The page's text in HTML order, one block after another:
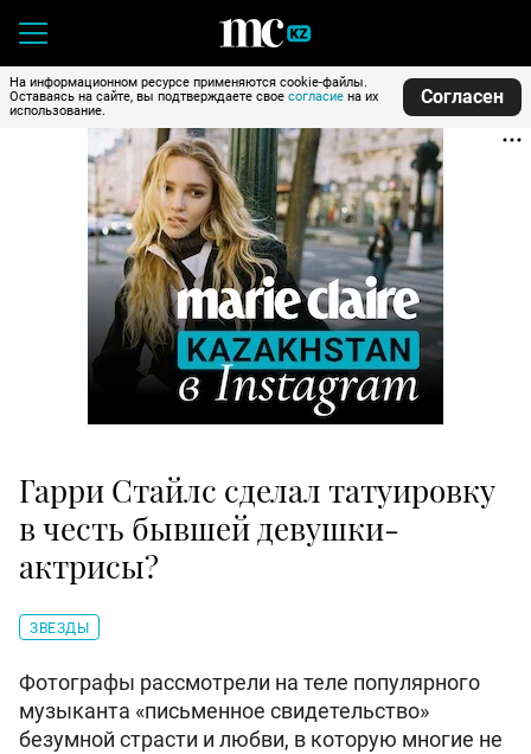
На информационном ресурсе применяются cookie-файлы.
Оставаясь на сайте, вы подтверждаете свое согласие на их
использование.
Согласен
Гарри Стайлс сделал татуировку
в честь бывшей девушки-
актрисы?
ЗВЕЗДЫ
Фотографы рассмотрели на теле популярного
музыканта «письменное свидетельство»
безумной страсти и любви, в которую многие не